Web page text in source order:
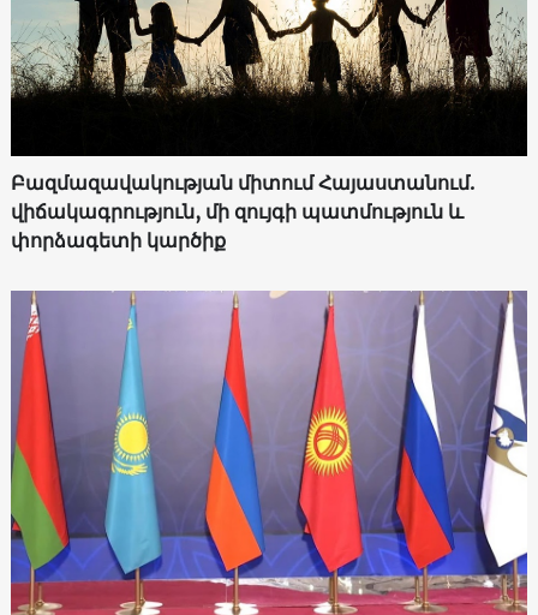
Բազմազավակության միտում Հայաստանում.
վիճակագրություն, մի զույգի պատմություն և
փորձագետի կարծիք